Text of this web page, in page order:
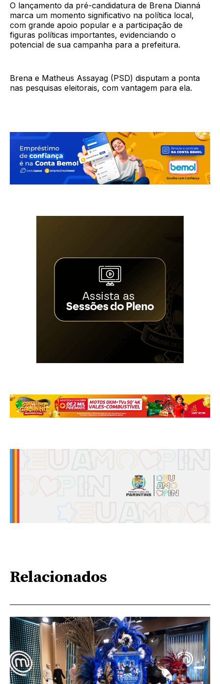
O lançamento da pré-candidatura de Brena Dianná
marca um momento significativo na política local,
com grande apoio popular e a participação de
figuras políticas importantes, evidenciando o
potencial de sua campanha para a prefeitura.
Brena e Matheus Assayag (PSD) disputam a ponta
nas pesquisas eleitorais, com vantagem para ela.
Relacionados